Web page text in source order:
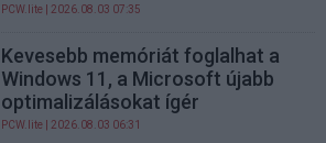
PCW.lite | 2026.08.03 07:35
Kevesebb memóriát foglalhat a
Windows 11, a Microsoft újabb
optimalizálásokat ígér
PCW.lite | 2026.08.03 06:31